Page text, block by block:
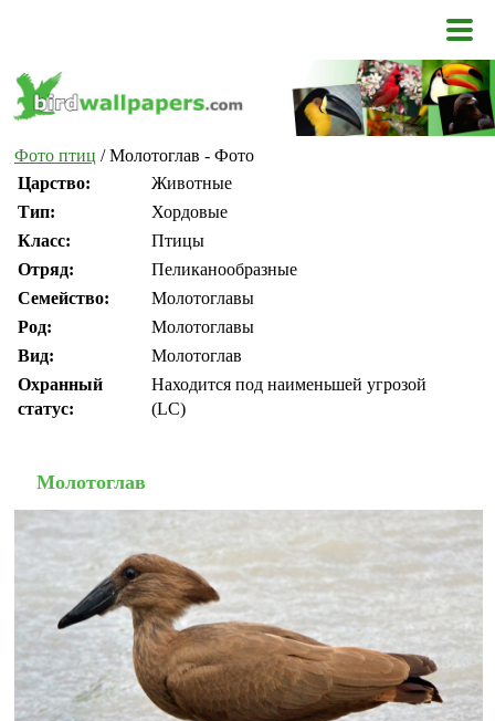
Фото птиц / Молотоглав - Фото
Царство:
Животные
Тип:
Хордовые
Класс:
Птицы
Отряд:
Пеликанообразные
Семейство:
Молотоглавы
Род:
Молотоглавы
Вид:
Молотоглав
Охранный
статус:
Находится под наименьшей угрозой
(LC)
Молотоглав